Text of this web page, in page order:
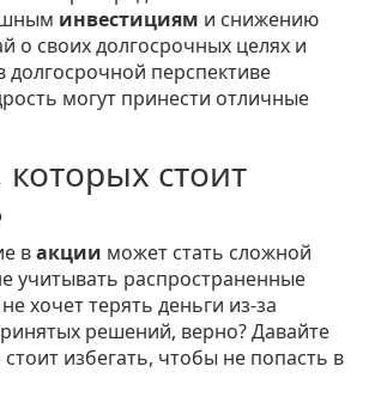
инвестициям и снижению
о своих долгосрочных целях и
долгосрочной перспективе
могут принести отличные
стоит
вакции может стать сложной
учитывать распространенные
хочет терять деньги из-за
решений, верно? Давайте
избегать, чтобы не попасть в